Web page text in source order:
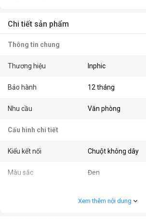
Chi tiết sản phẩm
Thông tin chung
Thương hiệu Inphic
Bảo hành 12 tháng
Nhu cầu Văn phòng
Cấu hình chi tiết
Kiểu kết nối Chuột không dây
Màu sắc Đen
Bluetooth 4.0
Xem thêm nội dung